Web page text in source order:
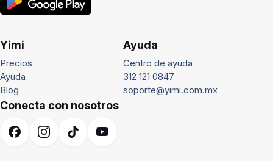
Yimi
Precios
Ayuda
Blog
Ayuda
Centro de ayuda
312 121 0847
soporte@yimi.com.mx
Conecta con nosotros